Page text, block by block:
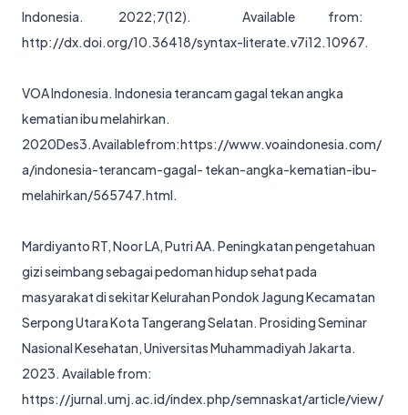
Indonesia. 2022;7(12). Available from:
http://dx.doi.org/10.36418/syntax-literate.v7i12.10967.
VOA Indonesia. Indonesia terancam gagal tekan angka
kematian ibu melahirkan.
2020Des3.Availablefrom:https://www.voaindonesia.com/
a/indonesia-terancam-gagal- tekan-angka-kematian-ibu-
melahirkan/565747.html.
Mardiyanto RT, Noor LA, Putri AA. Peningkatan pengetahuan
gizi seimbang sebagai pedoman hidup sehat pada
masyarakat di sekitar Kelurahan Pondok Jagung Kecamatan
Serpong Utara Kota Tangerang Selatan. Prosiding Seminar
Nasional Kesehatan, Universitas Muhammadiyah Jakarta.
2023. Available from:
https://jurnal.umj.ac.id/index.php/semnaskat/article/view/